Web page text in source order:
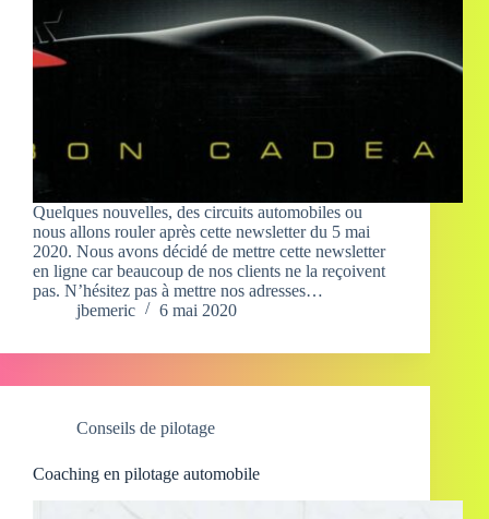
Quelques nouvelles, des circuits automobiles ou
nous allons rouler après cette newsletter du 5 mai
2020. Nous avons décidé de mettre cette newsletter
en ligne car beaucoup de nos clients ne la reçoivent
pas. N’hésitez pas à mettre nos adresses…
jbemeric
6 mai 2020
Conseils de pilotage
Coaching en pilotage automobile